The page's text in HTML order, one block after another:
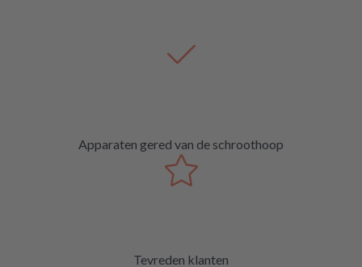
Apparaten gered van de schroothoop
Tevreden klanten